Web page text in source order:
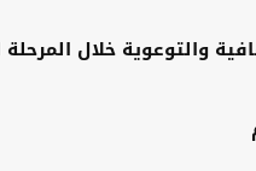
والتوعوية خلال المرحلة